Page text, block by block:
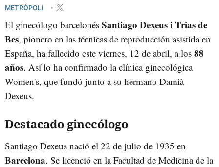
UNIVERSITAT DE BARCELONA (UB)
METRÓPOLI
El ginecólogo barcelonés Santiago Dexeus i Trias de
Bes, pionero en las técnicas de reproducción asistida en
España, ha fallecido este viernes, 12 de abril, a los 88
años. Así lo ha confirmado la clínica ginecológica
Women's, que fundó junto a su hermano Damià
Dexeus.
Destacado ginecólogo
Santiago Dexeus nació el 22 de julio de 1935 en
Barcelona. Se licenció en la Facultad de Medicina de la